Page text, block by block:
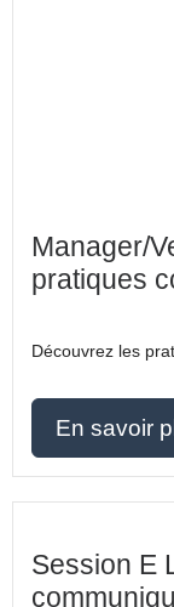
Manager/
pratiques
Découvrez les
En savoir
Session E